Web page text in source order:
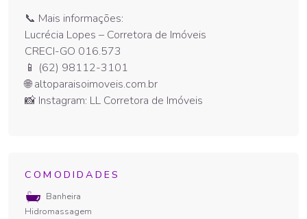
📞 Mais informações:
Lucrécia Lopes – Corretora de Imóveis
CRECI-GO 016.573
📱 (62) 98112-3101
🌐 altoparaisoimoveis.com.br
📸 Instagram: LL Corretora de Imóveis
COMODIDADES
Banheira
Hidromassagem